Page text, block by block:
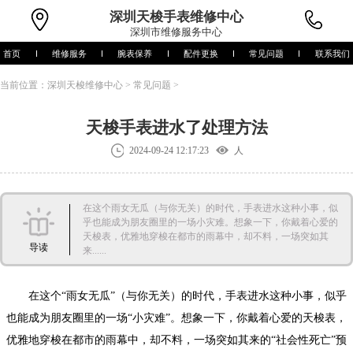
深圳 天梭手表维修中心
深圳市维修服务中心
首页 维修服务 腕表保养 配件更换 常见问题 联系我们
当前位置： 深圳天梭维修中心 > 常见问题 >
天梭手表进水了处理方法
2024-09-24 12:17:23 人
导读
在这个雨女无瓜（与你无关）的时代，手表进水这种小事，似
乎也能成为朋友圈里的一场小灾难。想象一下，你戴着心爱的
天梭表，优雅地穿梭在都市的雨幕中，却不料，一场突如其
来......
在这个“雨女无瓜”（与你无关）的时代，手表进水这种小事，似乎
也能成为朋友圈里的一场“小灾难”。想象一下，你戴着心爱的天梭表，
优雅地穿梭在都市的雨幕中，却不料，一场突如其来的“社会性死亡”预